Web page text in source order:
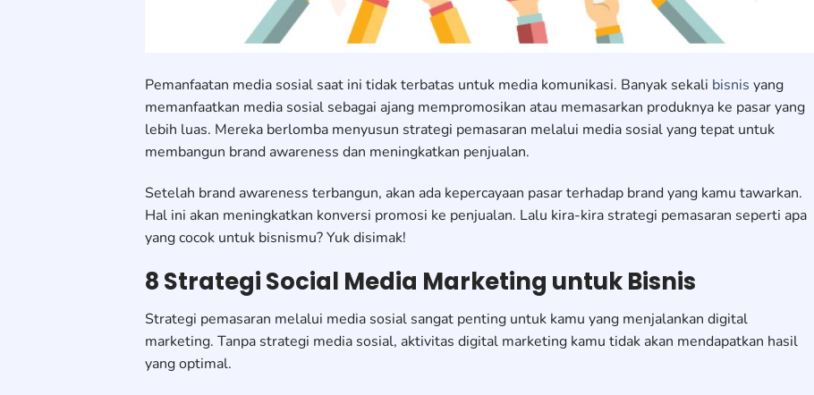
Pemanfaatan media sosial saat ini tidak terbatas untuk media komunikasi. Banyak sekali bisnis yang
memanfaatkan media sosial sebagai ajang mempromosikan atau memasarkan produknya ke pasar yang
lebih luas. Mereka berlomba menyusun strategi pemasaran melalui media sosial yang tepat untuk
membangun brand awareness dan meningkatkan penjualan.
Setelah brand awareness terbangun, akan ada kepercayaan pasar terhadap brand yang kamu tawarkan.
Hal ini akan meningkatkan konversi promosi ke penjualan. Lalu kira-kira strategi pemasaran seperti apa
yang cocok untuk bisnismu? Yuk disimak!
8 Strategi Social Media Marketing untuk Bisnis
Strategi pemasaran melalui media sosial sangat penting untuk kamu yang menjalankan digital
marketing. Tanpa strategi media sosial, aktivitas digital marketing kamu tidak akan mendapatkan hasil
yang optimal.